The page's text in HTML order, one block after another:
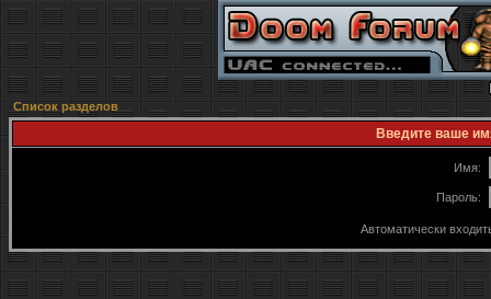
Список разделов
Введите ваше
Имя:
Пароль:
Автоматически